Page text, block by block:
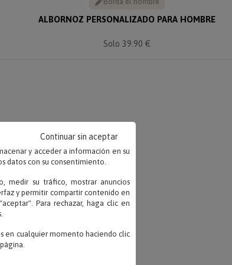
ALBORNOZ PERSONALIZADO PARA HOMBRE
Solo 39.90 €
y acceder a información en su
datos con su consentimiento.
medir su tráfico, mostrar anuncios
y permitir compartir contenido en
Para rechazar, haga clic en
en cualquier momento haciendo clic
Continuar sin aceptar